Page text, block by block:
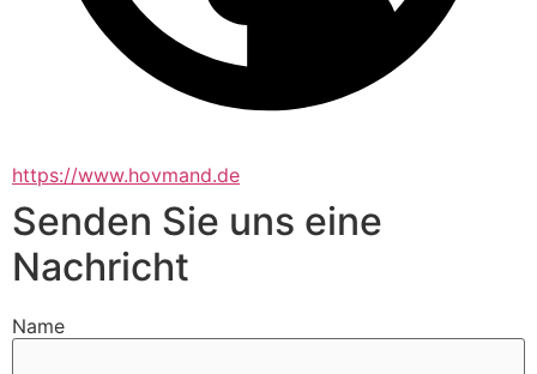
https://www.hovmand.de
Senden Sie uns eine
Nachricht
Name